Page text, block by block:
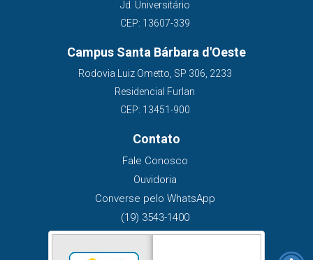
Jd. Universitário
CEP: 13607-339
Campus Santa Bárbara d'Oeste
Rodovia Luiz Ometto, SP 306, 2233
Residencial Furlan
CEP: 13451-900
Contato
Fale Conosco
Ouvidoria
Converse pelo WhatsApp
(19) 3543-1400